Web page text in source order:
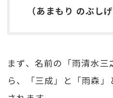
（あまもり のぶしげ
まず、名前の「雨清水
ら、「三成」と「雨森